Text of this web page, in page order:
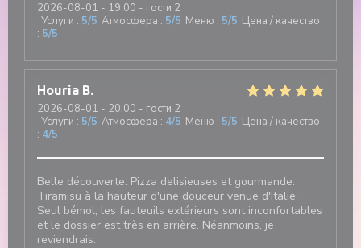
2026-08-01 - 19:00 - гости 2
Услуги : 5/5 Атмосфера : 5/5 Меню : 5/5 Цена / качество
: 5/5
Houria B
2026-08-01 - 20:00 - гости 2
Услуги : 5/5 Атмосфера : 4/5 Меню : 5/5 Цена / качество
: 4/5
Belle découverte. Pizza delisieuses et gourmande.
Tiramisu à la hauteur d'une douceur venue d'Italie.
Seul bémol, les fauteuils extérieurs sont inconfortables
et le dossier est très en arrière. Néanmoins, je
reviendrais.